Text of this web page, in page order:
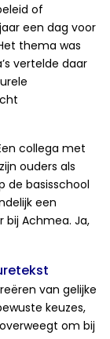
of
een dag voor
thema was
vertelde daar
collega met
ouders als
de basisschool
een
bij Achmea. Ja,
van gelijke
keuzes,
om bij